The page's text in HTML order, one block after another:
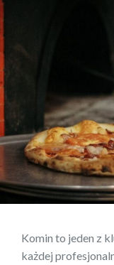
Komin to jeden z
każdej